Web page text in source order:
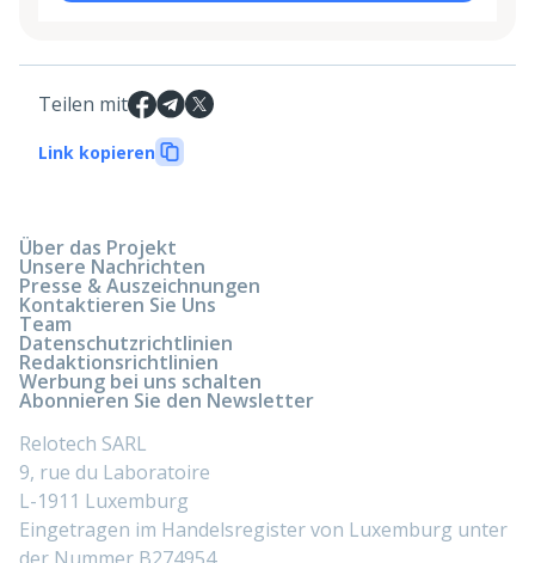
Teilen mit
Link kopieren
Über das Projekt
Unsere Nachrichten
Presse & Auszeichnungen
Kontaktieren Sie Uns
Team
Datenschutzrichtlinien
Redaktionsrichtlinien
Werbung bei uns schalten
Abonnieren Sie den Newsletter
Relotech SARL
9, rue du Laboratoire
L-1911 Luxemburg
Eingetragen im Handelsregister von Luxemburg unter